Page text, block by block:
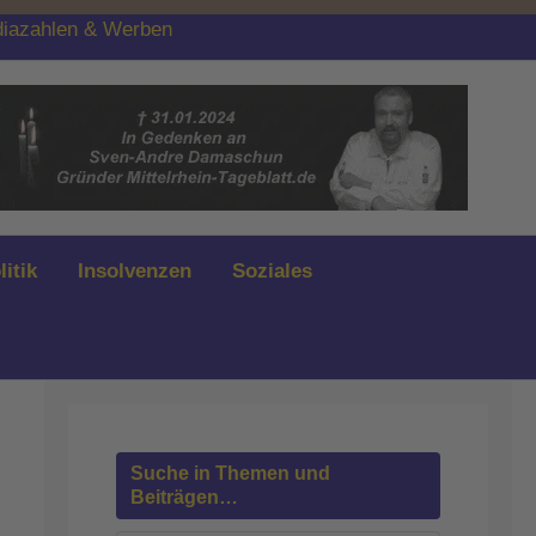
& Werben
Insolvenzen Soziales
Suche in Themen und
Beiträgen…